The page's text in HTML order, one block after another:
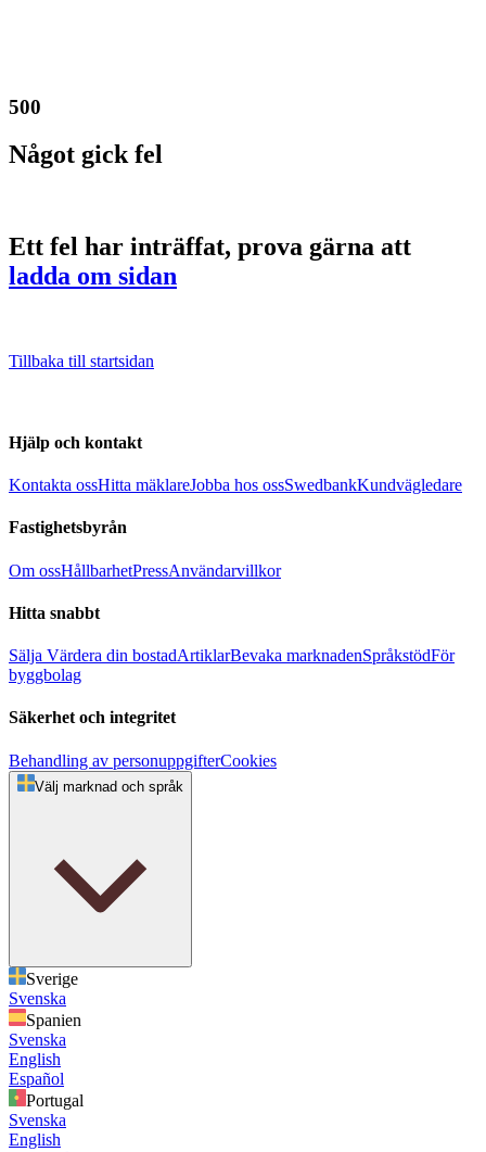
500
Något gick fel
Ett fel har inträffat, prova gärna att
ladda om sidan
Tillbaka till startsidan
Hjälp och kontakt
Kontakta ossHitta mäklareJobba hos ossSwedbankKundvägledare
Fastighetsbyrån
Om ossHållbarhetPressAnvändarvillkor
Hitta snabbt
Sälja Värdera din bostadArtiklarBevaka marknadenSpråkstödFör
byggbolag
Säkerhet och integritet
Behandling av personuppgifterCookies
Välj marknad och språk
Sverige
Svenska
Spanien
Svenska
English
Español
Portugal
Svenska
English